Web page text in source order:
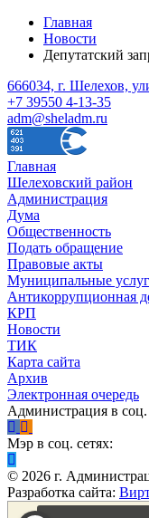
Главная
Новости
Депутатский
666034, г. Шелехов,
+7 39550 4-13-35
adm@sheladm.ru
Главная
Шелеховский район
Администрация
Дума
Общественность
Подать обращение
Правовые акты
Муниципальные
Антикоррупционная
КРП
Новости
ТИК
Карта сайта
Архив
Электронная очередь
Администрация в соц.
Мэр в соц. сетях:
© 2026 г.
Разработка сайта: